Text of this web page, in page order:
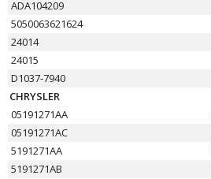
ADA104209
5050063621624
24014
24015
D1037-7940
CHRYSLER
05191271AA
05191271AC
5191271AA
5191271AB